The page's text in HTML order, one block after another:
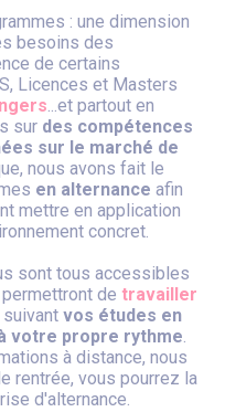
: une dimension
besoins des
de certains
Licences et Masters
...et partout en
sur des compétences
sur le marché de
nous avons fait le
en alternance afin
mettre en application
concret.
sont tous accessibles
de travailler
vos études en
votre propre rythme.
à distance, nous
rentrée, vous pourrez la
d'alternance.